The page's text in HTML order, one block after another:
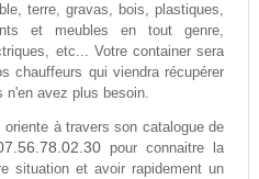
terre, gravas, bois, plastiques,
et meubles en tout genre,
etc... Votre container sera
chauffeurs qui viendra récupérer
avez plus besoin.
oriente à travers son catalogue de
pour connaitre la
situation et avoir rapidement un